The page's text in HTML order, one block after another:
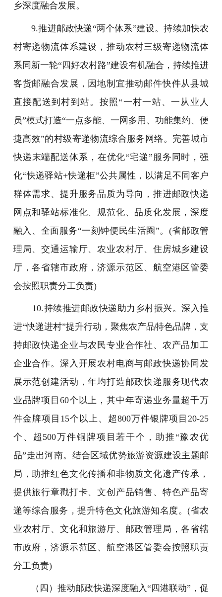
乡深度融合发展。
9.推进邮政快递“两个体系”建设。持续加快农
村寄递物流体系建设，推动农村三级寄递物流体
系同新一轮“四好农村路”建设有机融合，持续推进
客货邮融合发展，因地制宜推动邮件快件从县城
直接配送到村到站。按照“一村一站、一从业人
员”模式打造“一点多能、一网多用、功能集约、便
捷高效”的村级寄递物流综合服务网络。完善城市
快递末端配送体系，在优化“宅递”服务同时，强
化“快递驿站+快递柜”公共属性，以满足不同客户
群体需求、提升服务品质为导向，推进邮政快递
网点和驿站标准化、规范化、品质化发展，深度
融入、全面服务“一刻钟便民生活圈”。(省邮政管
理局、交通运输厅、农业农村厅、住房城乡建设
厅，各省辖市政府，济源示范区、航空港区管委
会按照职责分工负责)
10.持续推进邮政快递助力乡村振兴。深入推
进“快递进村”提升行动，聚焦农产品特色品牌，支
持邮政快递企业与农民专业合作社、农产品加工
企业合作。深入开展农村电商与邮政快递协同发
展示范创建活动，年均打造邮政快递服务现代农
业品牌项目60个以上，其中年寄递业务量超千万
件金牌项目15个以上、超800万件银牌项目20-25
个、超500万件铜牌项目若干个，助推“豫农优
品”走出河南。结合区域优势旅游资源建设主题邮
局，助推红色文化传播和非物质文化遗产传承，
提供旅行章戳打卡、文创产品销售、特色产品寄
递等综合服务，提升特色文化旅游知名度。(省农
业农村厅、文化和旅游厅、邮政管理局，各省辖
市政府，济源示范区、航空港区管委会按照职责
分工负责)
（四）推动邮政快递深度融入“四港联动”，促